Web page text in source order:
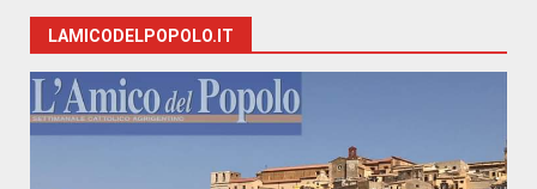
LAMICODELPOPOLO.IT